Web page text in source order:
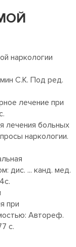
наркологии
С.К. Под ред.
лечение при
лечения больных
наркологии.
дис. ... канд. мед.
при
Автореф.
с.